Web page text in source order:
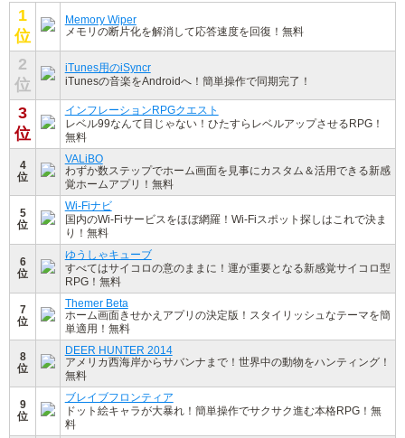
1
位
Memory Wiper
メモリの断片化を解消して応答速度を回復！無料
2
位
iTunes用のiSyncr
iTunesの音楽をAndroidへ！簡単操作で同期完了！
3
位
インフレーションRPGクエスト
レベル99なんて目じゃない！ひたすらレベルアップさせるRPG！
無料
4
位
VALiBO
わずか数ステップでホーム画面を見事にカスタム＆活用できる新感
覚ホームアプリ！無料
5
位
Wi-Fiナビ
国内のWi-Fiサービスをほぼ網羅！Wi-Fiスポット探しはこれで決ま
り！無料
6
位
ゆうしゃキューブ
すべてはサイコロの意のままに！運が重要となる新感覚サイコロ型
RPG！無料
7
位
Themer Beta
ホーム画面きせかえアプリの決定版！スタイリッシュなテーマを簡
単適用！無料
8
位
DEER HUNTER 2014
アメリカ西海岸からサバンナまで！世界中の動物をハンティング！
無料
9
位
ブレイブフロンティア
ドット絵キャラが大暴れ！簡単操作でサクサク進む本格RPG！無
料